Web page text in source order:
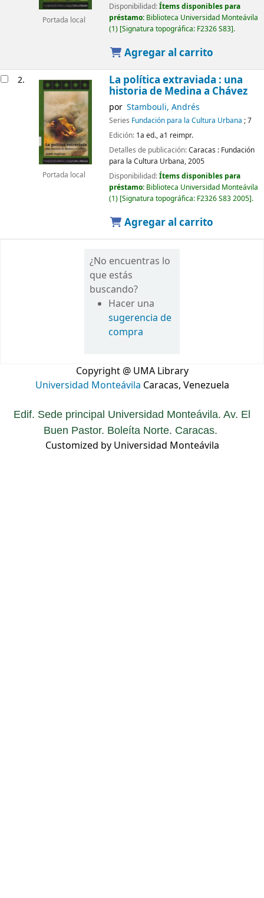
Portada local
Disponibilidad:Ítems disponibles para
préstamo: Biblioteca Universidad Monteávila
(1) Signatura topográfica: F2326 S83 .
Agregar al carrito
2.
Portada local
La política extraviada : una
historia de Medina a Chávez
por Stambouli, Andrés
Series Fundación para la Cultura Urbana ; 7
Edición: 1a ed., a1 reimpr.
Detalles de publicación:Caracas : Fundación
para la Cultura Urbana,2005
Disponibilidad:Ítems disponibles para
préstamo: Biblioteca Universidad Monteávila
(1) Signatura topográfica: F2326 S83 2005 .
Agregar al carrito
¿No encuentras lo
que estás
buscando?
Hacer una
sugerencia de
compra
Copyright @ UMA Library
Universidad Monteávila Caracas, Venezuela
Edif. Sede principal Universidad Monteávila. Av. El
Buen Pastor. Boleíta Norte. Caracas.
Customized by Universidad Monteávila